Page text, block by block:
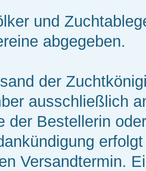
und
abgegeben.
der
ausschließlich
der Bestellerin
Versandtermin.